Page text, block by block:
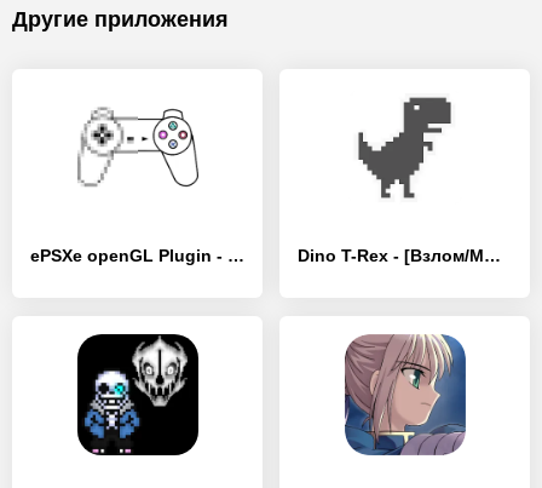
Другие приложения
ePSXe openGL Plugin - [Взлом/МОД Много денег] Dino T-Rex - [Взлом/МОД Бесконечные деньги]